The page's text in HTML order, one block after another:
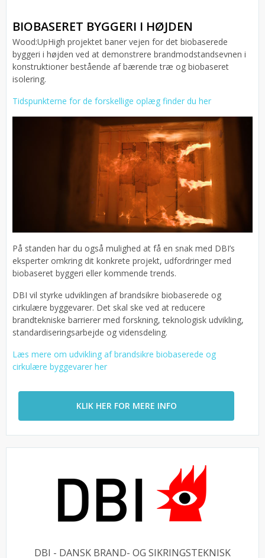
BIOBASERET BYGGERI I HØJDEN
Wood:UpHigh projektet baner vejen for det biobaserede
byggeri i højden ved at demonstrere brandmodstandsevnen i
konstruktioner bestående af bærende træ og biobaseret
isolering.
Tidspunkterne for de forskellige oplæg finder du her
På standen har du også mulighed at få en snak med DBI’s
eksperter omkring dit konkrete projekt, udfordringer med
biobaseret byggeri eller kommende trends.
DBI vil styrke udviklingen af brandsikre biobaserede og
cirkulære byggevarer. Det skal ske ved at reducere
brandtekniske barrierer med forskning, teknologisk udvikling,
standardiseringsarbejde og vidensdeling.
Læs mere om udvikling af brandsikre biobaserede og
cirkulære byggevarer her
KLIK HER FOR MERE INFO
DBI - DANSK BRAND- OG SIKRINGSTEKNISK